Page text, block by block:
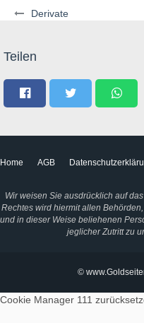
Derivate
Teilen
Home AGB
Wir weisen Sie ausdrücklich auf
Rechtes wird hiermit allen
und in dieser Weise beliehenen
jeglicher Zutritt zu
©
Cookie Manager 111